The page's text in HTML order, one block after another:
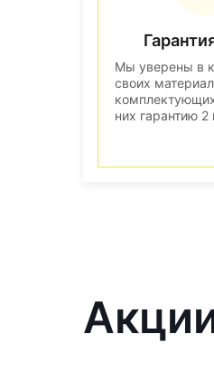
Мы уверены в
своих
них гарантию 2